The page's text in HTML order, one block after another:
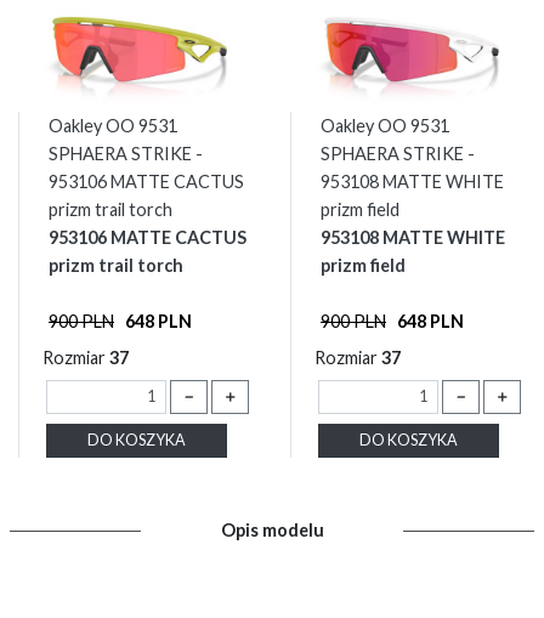
Oakley OO 9531
SPHAERA STRIKE -
953106 MATTE CACTUS
prizm trail torch
953106 MATTE CACTUS
prizm trail torch
900 PLN 648 PLN
Rozmiar37
－ ＋
DO KOSZYKA
Oakley OO 9531
SPHAERA STRIKE -
953108 MATTE WHITE
prizm field
953108 MATTE WHITE
prizm field
900 PLN 648 PLN
Rozmiar37
－ ＋
DO KOSZYKA
Opis modelu